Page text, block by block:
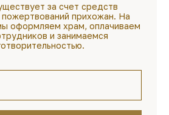
за счет средств
пожертвований прихожан. На
оформляем храм, оплачиваем
и занимаемся